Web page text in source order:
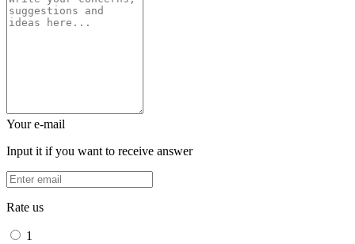
Your e-mail
Input it if you want to receive answer
Rate us
1